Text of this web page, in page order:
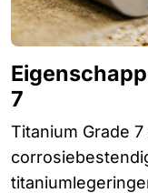
7
Titanium Grade